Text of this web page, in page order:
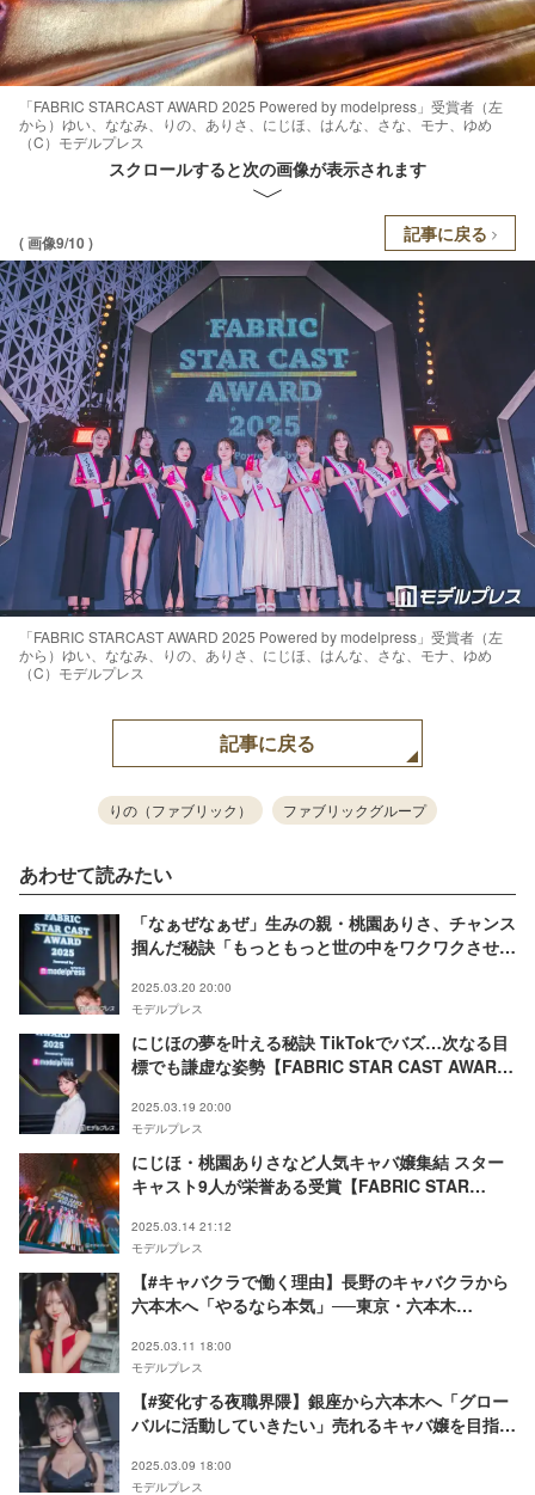
「FABRIC STARCAST AWARD 2025 Powered by modelpress」受賞者（左
から）ゆい、ななみ、りの、ありさ、にじほ、はんな、さな、モナ、ゆめ
（C）モデルプレス
スクロールすると次の画像が表示されます
( 画像9/10 ) 記事に戻る
「FABRIC STARCAST AWARD 2025 Powered by modelpress」受賞者（左
から）ゆい、ななみ、りの、ありさ、にじほ、はんな、さな、モナ、ゆめ
（C）モデルプレス
記事に戻る
りの（ファブリック） ファブリックグループ
あわせて読みたい
「なぁぜなぁぜ」生みの親・桃園ありさ、チャンス
掴んだ秘訣「もっともっと世の中をワクワクさせて
2025】
2025.03.20 20:00
モデルプレス
にじほの夢を叶える秘訣 TikTokでバズ…次なる目
標でも謙虚な姿勢【FABRIC STAR CAST AWARD
2025.03.19 20:00
モデルプレス
にじほ・桃園ありさなど人気キャバ嬢集結 スター
キャスト9人が栄誉ある受賞【FABRIC STAR
2025.03.14 21:12
モデルプレス
【#キャバクラで働く理由】長野のキャバクラから
六本木へ「やるなら本気」──東京・六本木
2025.03.11 18:00
モデルプレス
【#変化する夜職界隈】銀座から六本木へ「グロー
バルに活動していきたい」売れるキャバ嬢を目指
LOUNGE TOKYO」
2025.03.09 18:00
モデルプレス